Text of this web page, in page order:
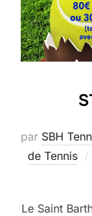
par SBH
de Tennis
Le Saint